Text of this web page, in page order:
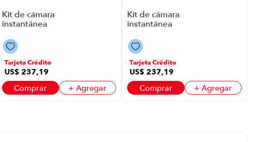
Kit de cámara
instantánea
Mini 12 P8918 |
Color Azul
Tarjeta Crédito
US$ 237,19
Comprar + Agregar
Kit de cámara
instantánea
Mini 12 P8918 |
Color Purpura
Tarjeta Crédito
US$ 237,19
Comprar + Agregar